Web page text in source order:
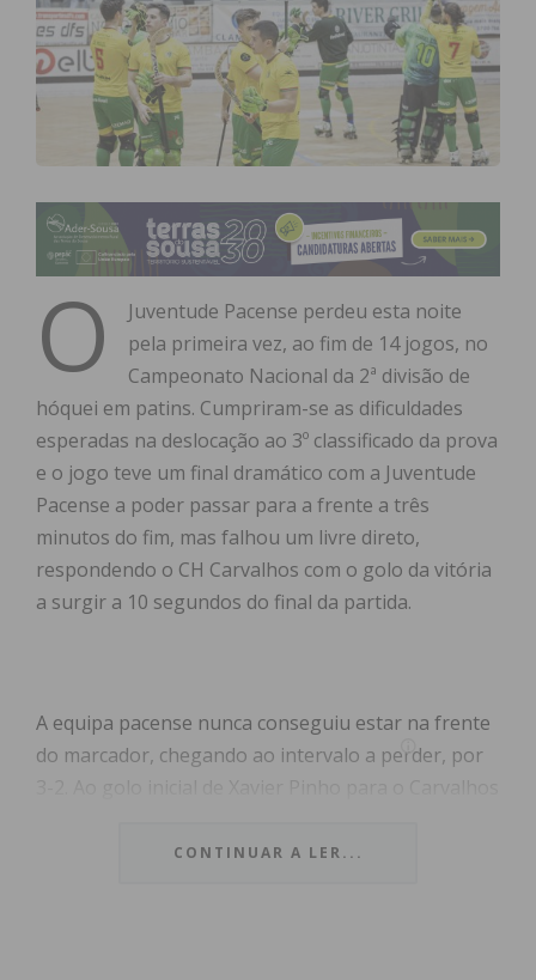
O
Juventude Pacense perdeu esta noite
pela primeira vez, ao fim de 14 jogos, no
Campeonato Nacional da 2ª divisão de
hóquei em patins. Cumpriram-se as dificuldades
esperadas na deslocação ao 3º classificado da prova
e o jogo teve um final dramático com a Juventude
Pacense a poder passar para a frente a três
minutos do fim, mas falhou um livre direto,
respondendo o CH Carvalhos com o golo da vitória
a surgir a 10 segundos do final da partida.
A equipa pacense nunca conseguiu estar na frente
do marcador, chegando ao intervalo a perder, por
Xavier Pinho voltaria a marcar, sendo desta feita
CONTINUAR A LER...